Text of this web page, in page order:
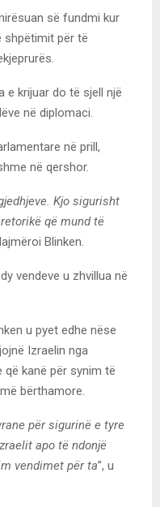
së fundmi kur
shpëtimit për të
e krijuar do të sjell një
në diplomaci.
në prill,
në qershor.
Kjo sigurisht
që mund të
Blinken.
vendeve u zhvillua në
u pyet edhe nëse
Izraelin nga
që kanë për synim të
bërthamore.
për sigurinë e tyre
apo të ndonjë
vendimet për ta”, u